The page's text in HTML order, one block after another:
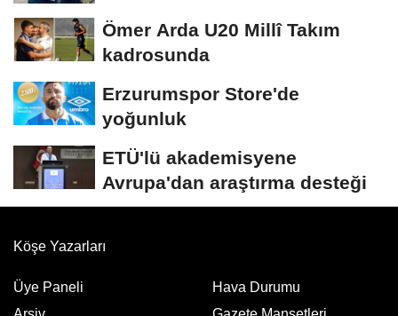
Ömer Arda U20 Millî Takım
kadrosunda
Erzurumspor Store'de
yoğunluk
ETÜ'lü akademisyene
Avrupa'dan araştırma desteği
Köşe Yazarları
Üye Paneli
Hava Durumu